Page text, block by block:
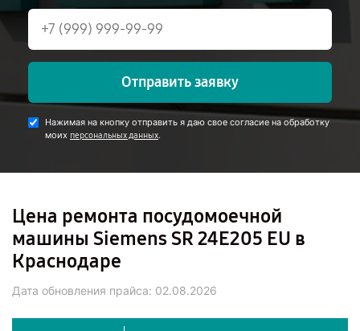
Отправить заявку
Нажимая на кнопку отправить я даю свое согласие на обработку
моих персональных данных.
Цена ремонта посудомоечной
машины Siemens SR 24E205 EU в
Краснодаре
Дата обновления прайса: 02.08.2026